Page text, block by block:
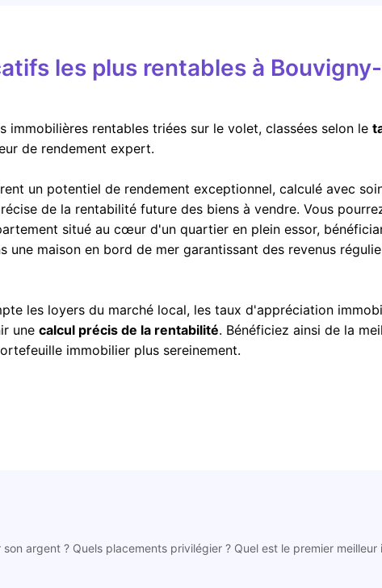
les plus rentables à Bouvigny-
rentables triées sur le volet, classées selon le
de rendement expert.
un potentiel de rendement exceptionnel, calculé avec
de la rentabilité future des biens à vendre. Vous
situé au cœur d'un quartier en plein essor,
maison en bord de mer garantissant des revenus
les loyers du marché local, les taux d'appréciation
une calcul précis de la rentabilité. Bénéficiez ainsi de la
immobilier plus sereinement.
argent ? Quels placements privilégier ? Quel est le premier